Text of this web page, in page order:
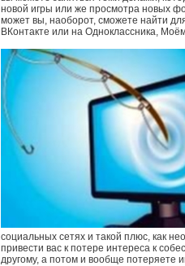
новой игры или же просмотра новых
может вы, наоборот, сможете найти
ВКонтакте или на Одноклассника,
социальных сетях и такой плюс, как
привести вас к потере интереса к
другому, а потом и вообще потеряете